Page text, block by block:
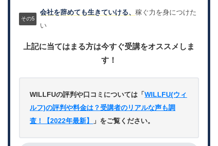
会社を辞めても生きていける、稼ぐ力を身につけた
い
上記に当てはまる方は今すぐ受講をオススメしま
す！
WILLFUの評判や口コミについては「WILLFU(ウィ
ルフ)の評判や料金は？受講者のリアルな声も調
査！【2022年最新】
」をご覧ください。